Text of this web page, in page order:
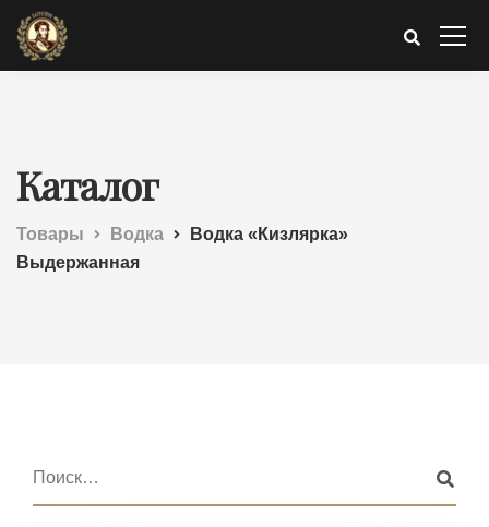
Каталог
Товары Водка
Водка «Кизлярка»
Выдержанная